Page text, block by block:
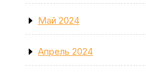
Май 2024
Апрель 2024